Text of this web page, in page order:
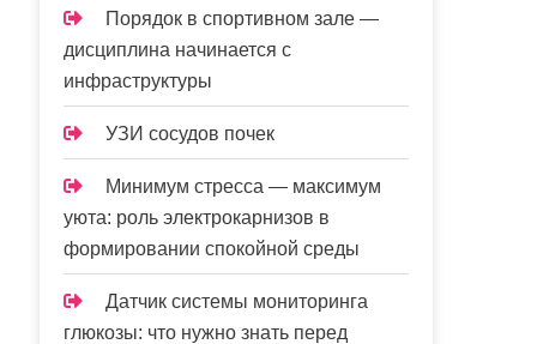
Порядок в спортивном зале —
дисциплина начинается с
инфраструктуры
УЗИ сосудов почек
Минимум стресса — максимум
уюта: роль электрокарнизов в
формировании спокойной среды
Датчик системы мониторинга
глюкозы: что нужно знать перед